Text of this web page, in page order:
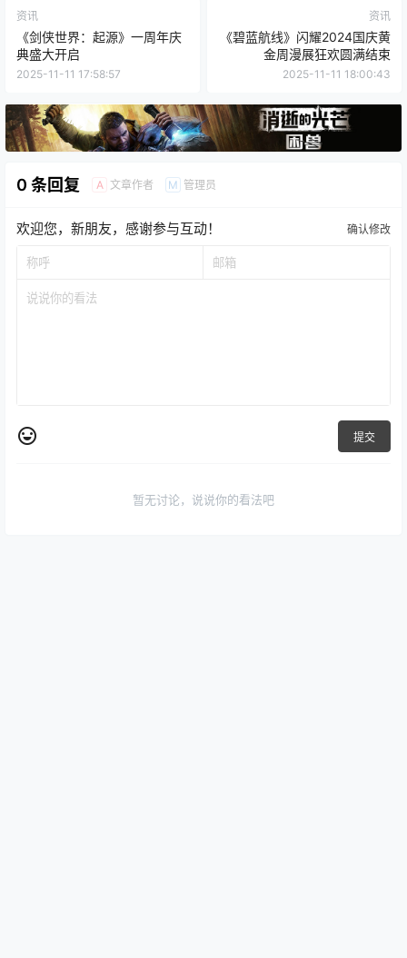
资讯
《剑侠世界：起源》一周年庆
典盛大开启
2025-11-11 17:58:57
资讯
《碧蓝航线》闪耀2024国庆黄
金周漫展狂欢圆满结束
2025-11-11 18:00:43
0 条回复 A 文章作者 M 管理员
欢迎您，新朋友，感谢参与互动！ 确认修改
提交
暂无讨论，说说你的看法吧